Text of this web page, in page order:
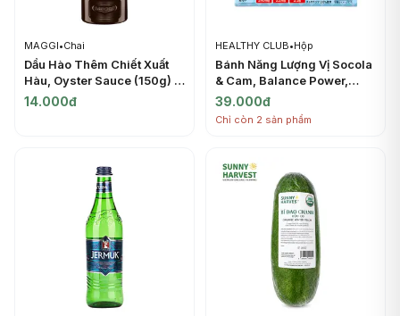
MAGGI•Chai
Dầu Hào Thêm Chiết Xuất
Hàu, Oyster Sauce (150g) -
MAGGI
14.000đ
HEALTHY CLUB•Hộp
Bánh Năng Lượng Vị Socola
& Cam, Balance Power,
Moist Chocolate & Orange
Energy Bar, 2 Gói (60.8g) -
HEALTHY CLUB
39.000đ
Chỉ còn 2 sản phẩm